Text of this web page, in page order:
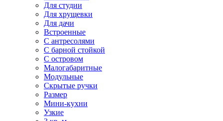
Для студии
Для хрущевки
Для дачи
Встроенные
С антресолями
С барной стойкой
С островом
Малогабаритные
Модульные
Скрытые ручки
Размер
Мини-кухни
Узкие